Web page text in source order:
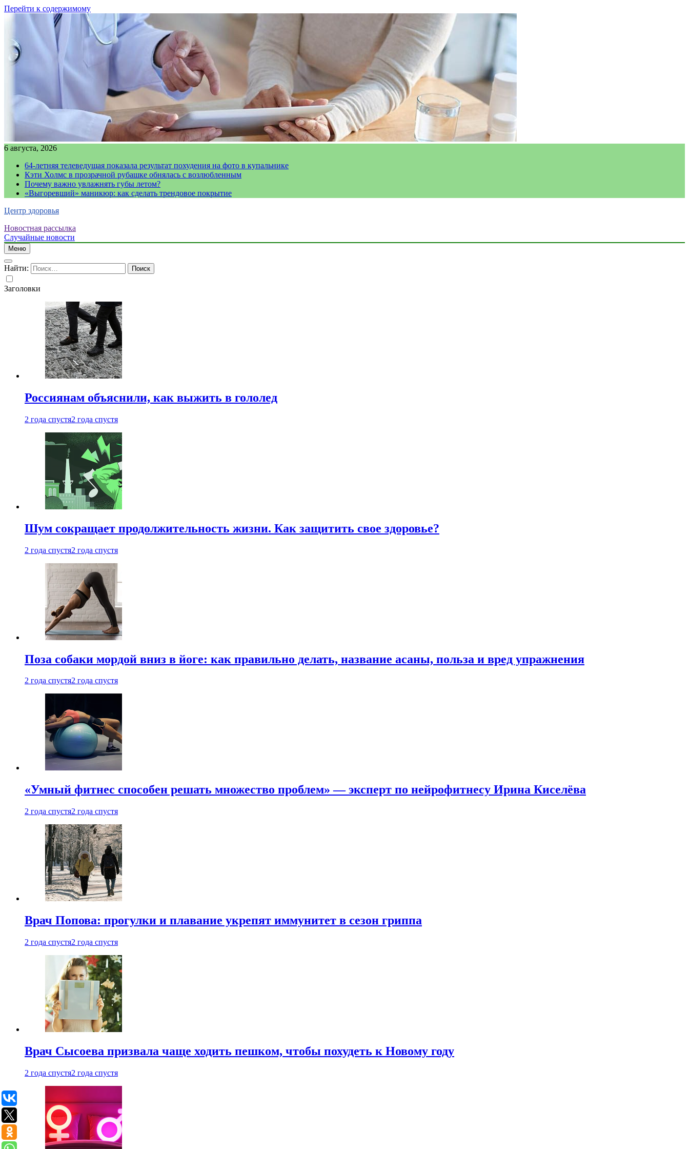
Перейти к содержимому
6 августа, 2026
64-летняя телеведущая показала результат похудения на фото в купальнике
Кэти Холмс в прозрачной рубашке обнялась с возлюбленным
Почему важно увлажнять губы летом?
«Выгоревший» маникюр: как сделать трендовое покрытие
Центр здоровья
Новостная рассылка
Случайные новости
Меню
Найти:
Заголовки
Россиянам объяснили, как выжить в гололед
2 года спустя2 года спустя
Шум сокращает продолжительность жизни. Как защитить свое здоровье?
2 года спустя2 года спустя
Поза собаки мордой вниз в йоге: как правильно делать, название асаны, польза и вред упражнения
2 года спустя2 года спустя
«Умный фитнес способен решать множество проблем» — эксперт по нейрофитнесу Ирина Киселёва
2 года спустя2 года спустя
Врач Попова: прогулки и плавание укрепят иммунитет в сезон гриппа
2 года спустя2 года спустя
Врач Сысоева призвала чаще ходить пешком, чтобы похудеть к Новому году
2 года спустя2 года спустя